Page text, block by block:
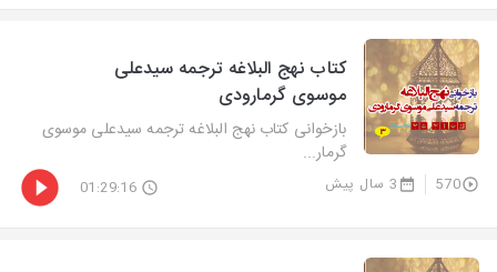
كتاب نهج البلاغه ترجمه سیدعلی
موسوی گرمارودی
بازخوانی كتاب نهج البلاغه ترجمه سیدعلی موسوی
گرمار...
570 3 سال پیش 01:29:16